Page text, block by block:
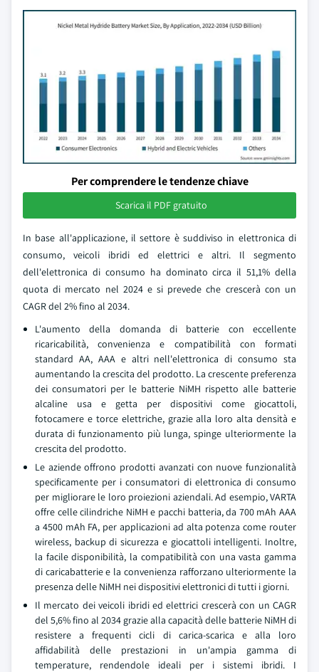
Per comprendere le tendenze chiave
Scarica il PDF gratuito
In base all'applicazione, il settore è suddiviso in elettronica di
consumo, veicoli ibridi ed elettrici e altri. Il segmento
dell'elettronica di consumo ha dominato circa il 51,1% della
quota di mercato nel 2024 e si prevede che crescerà con un
CAGR del 2% fino al 2034.
L'aumento della domanda di batterie con eccellente
ricaricabilità, convenienza e compatibilità con formati
standard AA, AAA e altri nell'elettronica di consumo sta
aumentando la crescita del prodotto. La crescente preferenza
dei consumatori per le batterie NiMH rispetto alle batterie
alcaline usa e getta per dispositivi come giocattoli,
fotocamere e torce elettriche, grazie alla loro alta densità e
durata di funzionamento più lunga, spinge ulteriormente la
crescita del prodotto.
Le aziende offrono prodotti avanzati con nuove funzionalità
specificamente per i consumatori di elettronica di consumo
per migliorare le loro proiezioni aziendali. Ad esempio, VARTA
offre celle cilindriche NiMH e pacchi batteria, da 700 mAh AAA
a 4500 mAh FA, per applicazioni ad alta potenza come router
wireless, backup di sicurezza e giocattoli intelligenti. Inoltre,
la facile disponibilità, la compatibilità con una vasta gamma
di caricabatterie e la convenienza rafforzano ulteriormente la
presenza delle NiMH nei dispositivi elettronici di tutti i giorni.
Il mercato dei veicoli ibridi ed elettrici crescerà con un CAGR
del 5,6% fino al 2034 grazie alla capacità delle batterie NiMH di
resistere a frequenti cicli di carica-scarica e alla loro
affidabilità delle prestazioni in un'ampia gamma di
temperature, rendendole ideali per i sistemi ibridi. I